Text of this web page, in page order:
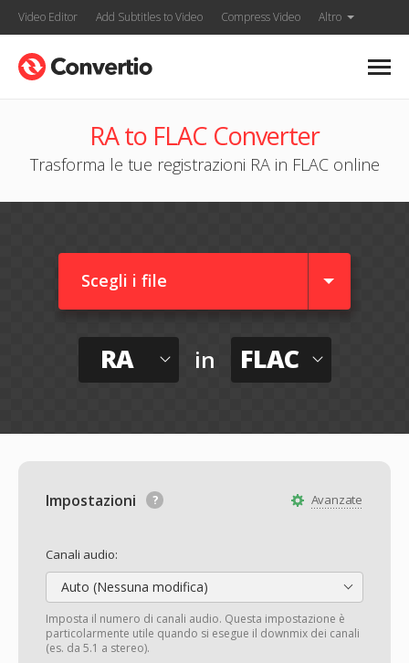
Video Editor Add Subtitles to Video Compress Video Altro
RA to FLAC Converter
Trasforma le tue registrazioni RA in FLAC online
Scegli i file
RA in FLAC
Avanzate
Impostazioni
Canali audio:
Auto (Nessuna modifica)
Imposta il numero di canali audio. Questa impostazione è
particolarmente utile quando si esegue il downmix dei canali
(es. da 5.1 a stereo).